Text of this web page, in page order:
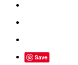
Save